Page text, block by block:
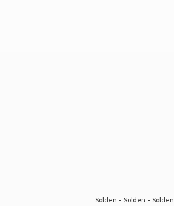
Solden - Solden - Solden